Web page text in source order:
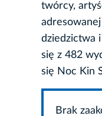
twórcy,
dziedzictwa
się z 482
się Noc Kin
Brak